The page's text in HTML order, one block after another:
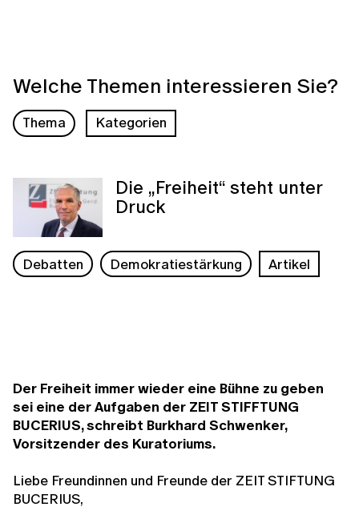
Welche Themen interessieren Sie?
Thema Kategorien
Die „Freiheit“ steht unter
Druck
Debatten Demokratiestärkung Artikel
Der Freiheit immer wieder eine Bühne zu geben
sei eine der Aufgaben der ZEIT STIFFTUNG
BUCERIUS, schreibt Burkhard Schwenker,
Vorsitzender des Kuratoriums.
Liebe Freundinnen und Freunde der ZEIT STIFTUNG
BUCERIUS,